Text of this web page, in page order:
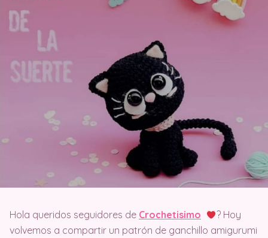
Hola queridos seguidores de Crochetisimo
? Hoy
volvemos a compartir un patrón de ganchillo amigurumi